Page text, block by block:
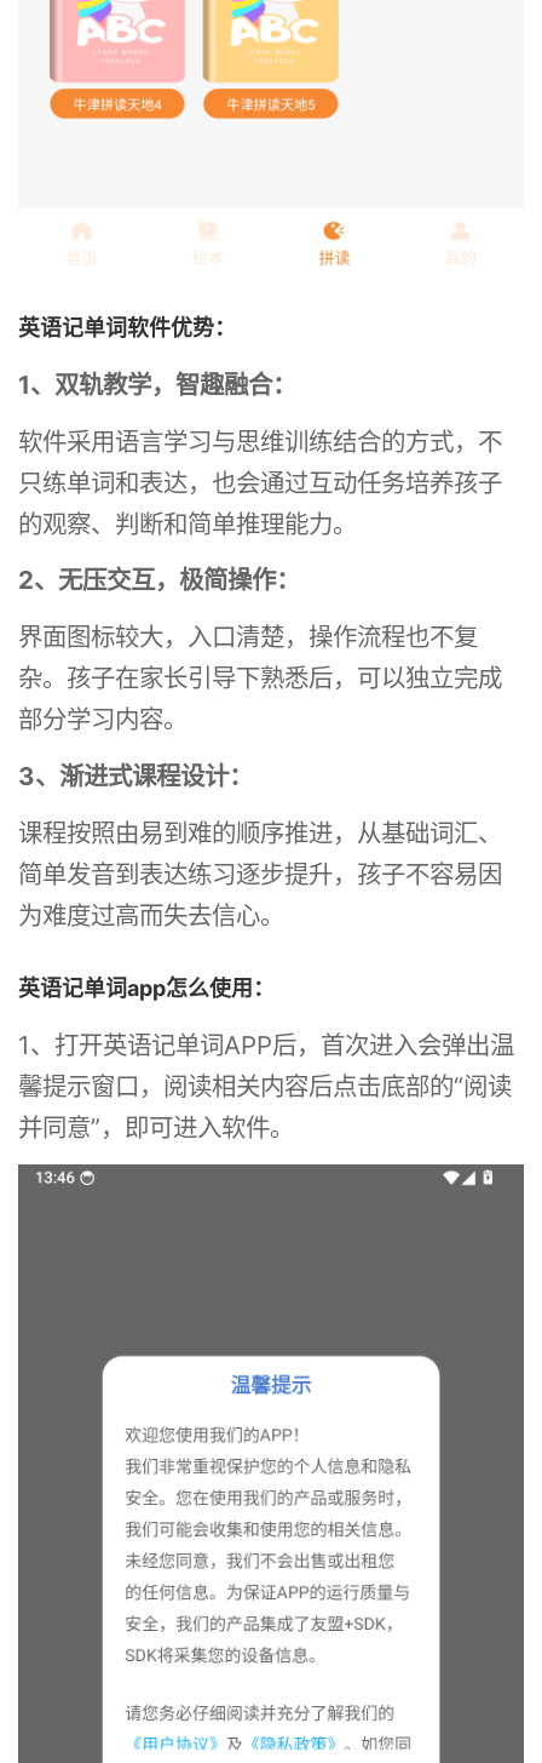
英语记单词软件优势：
1、双轨教学，智趣融合：
软件采用语言学习与思维训练结合的方式，不
只练单词和表达，也会通过互动任务培养孩子
的观察、判断和简单推理能力。
2、无压交互，极简操作：
界面图标较大，入口清楚，操作流程也不复
杂。孩子在家长引导下熟悉后，可以独立完成
部分学习内容。
3、渐进式课程设计：
课程按照由易到难的顺序推进，从基础词汇、
简单发音到表达练习逐步提升，孩子不容易因
为难度过高而失去信心。
英语记单词app怎么使用：
1、打开英语记单词APP后，首次进入会弹出温
馨提示窗口，阅读相关内容后点击底部的“阅读
并同意”，即可进入软件。